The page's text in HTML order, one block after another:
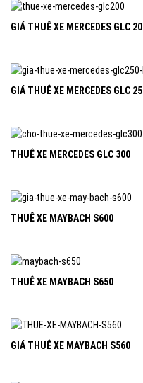
GIÁ THUÊ XE MERCEDES GLC
GIÁ THUÊ XE MERCEDES GLC
THUÊ XE MERCEDES GLC 300
THUÊ XE MAYBACH S600
THUÊ XE MAYBACH S650
GIÁ THUÊ XE MAYBACH S560